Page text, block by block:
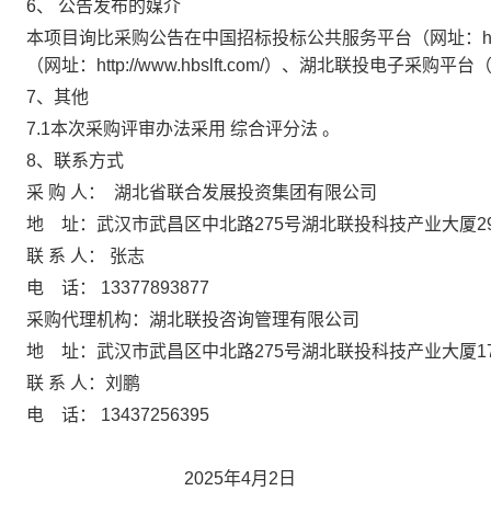
6、
公告发布的媒介
本项目询比采购公告在中国招标投标公共服务平台（网址：
（网址：http://www.hbslft.com/）、 湖北联投电子采购平台
7、其他
7.1本次采购评审办法采用 综合评分法 。
8、联系方式
采 购 人：
湖北省联合发展投资集团有限公司
地
址： 武汉市武昌区中北路275号湖北联投科技产业大厦
联 系 人：
张志
电
话：
13377893877
采购代理机构： 湖北联投咨询管理有限公司
地
址： 武汉市武昌区中北路275号湖北联投科技产业大厦
联 系 人： 刘鹏
电
话： 13437256395
2025年4月 2 日